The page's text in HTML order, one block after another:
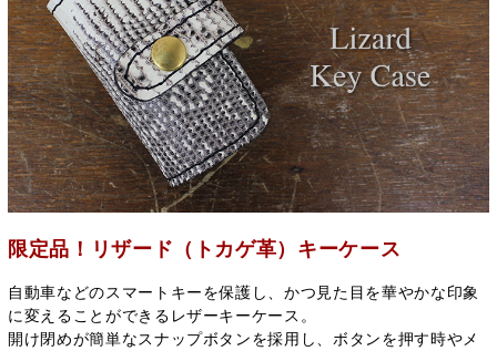
限定品！リザード（トカゲ革）キーケース
自動車などのスマートキーを保護し、かつ見た目を華やかな印象
に変えることができるレザーキーケース。
開け閉めが簡単なスナップボタンを採用し、ボタンを押す時やメ